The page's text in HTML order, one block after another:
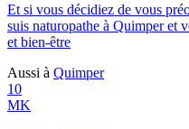
Et si vous décidiez de vous
suis naturopathe à Quimper et
et bien-être
Aussi à Quimper
10
MK